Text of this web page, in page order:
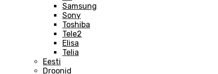
Samsung
Sony
Toshiba
Tele2
Elisa
Telia
Eesti
Droonid